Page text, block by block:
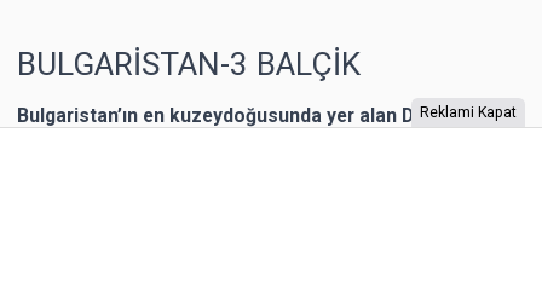
BULGARİSTAN-3 BALÇİK
Bulgaristan’ın en kuzeydoğusunda yer alan Dobriç bir
Reklami Kapat